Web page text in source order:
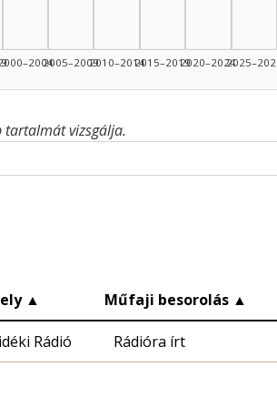
2005–20092010–20142015–20192020–20242025–2026
tartalmát vizsgálja.
▲ Műfaji besorolás ▲
Rádió Rádióra írt